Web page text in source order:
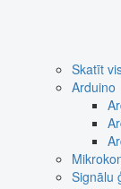
Skatīt
Arduino
Signālu